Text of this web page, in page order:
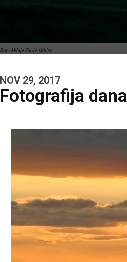
Foto: Miloje Tomić Mikica
NOV 29, 2017
Fotografija dana